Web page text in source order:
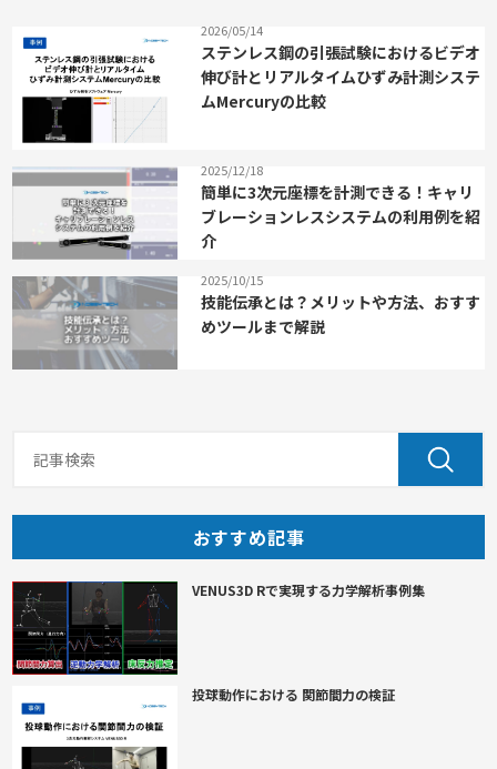
2026/05/14
ステンレス鋼の引張試験におけるビデオ
伸び計とリアルタイムひずみ計測システ
ムMercuryの比較
2025/12/18
簡単に3次元座標を計測できる！キャリ
ブレーションレスシステムの利用例を紹
介
2025/10/15
技能伝承とは？メリットや方法、おすす
めツールまで解説
おすすめ記事
VENUS3D Rで実現する力学解析事例集
投球動作における 関節間力の検証